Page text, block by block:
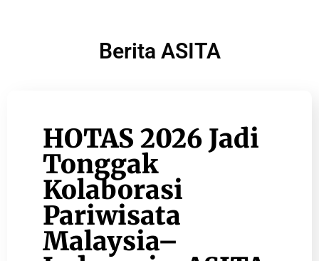
Berita ASITA
HOTAS 2026 Jadi
Tonggak
Kolaborasi
Pariwisata
Malaysia–